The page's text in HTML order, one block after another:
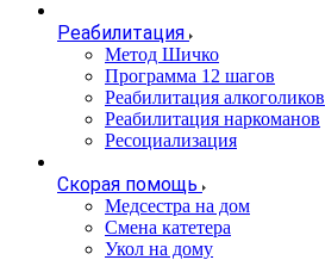
Реабилитация
Метод Шичко
Программа 12 шагов
Реабилитация алкоголиков
Реабилитация наркоманов
Ресоциализация
Скорая помощь
Медсестра на дом
Смена катетера
Укол на дому